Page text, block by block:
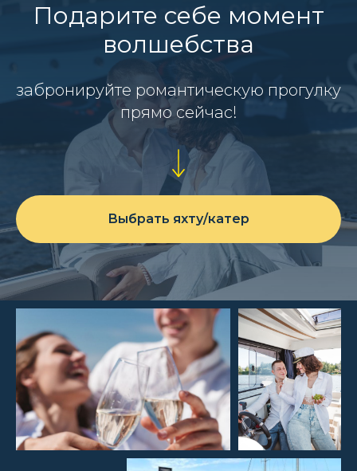
Подарите себе момент
волшебства
забронируйте романтическую прогулку
прямо сейчас!
Выбрать яхту/катер